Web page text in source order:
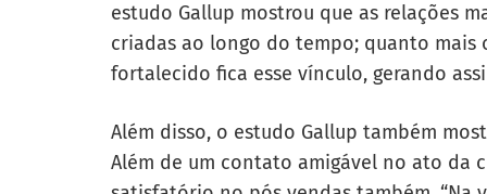
estudo Gallup mostrou que as relações
criadas ao longo do tempo; quanto mais
fortalecido fica esse vínculo, gerando
Além disso, o estudo Gallup também
Além de um contato amigável no ato da